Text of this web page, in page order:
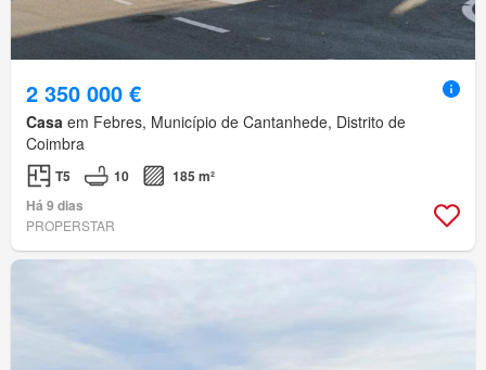
2 350 000 €
Casa em Febres, Município de Cantanhede, Distrito de
Coimbra
T5 10
185 m²
Há 9 dias
PROPERSTAR